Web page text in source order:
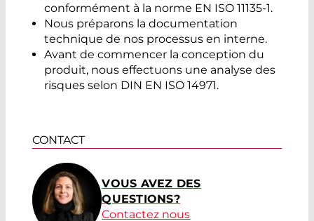
conformément à la norme EN ISO 11135-1.
Nous préparons la documentation
technique de nos processus en interne.
Avant de commencer la conception du
produit, nous effectuons une analyse des
risques selon DIN EN ISO 14971.
CONTACT
VOUS AVEZ DES
QUESTIONS?
Contactez nous